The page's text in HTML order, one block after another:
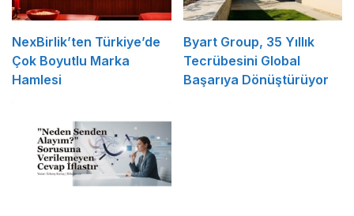
NexBirlik’ten Türkiye’de
Çok Boyutlu Marka
Hamlesi
Byart Group, 35 Yıllık
Tecrübesini Global
Başarıya Dönüştürüyor